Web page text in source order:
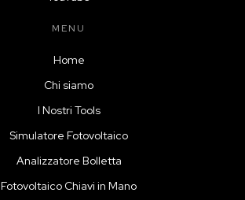
MENU
Home
Chi siamo
I Nostri Tools
Simulatore Fotovoltaico
Analizzatore Bolletta
Fotovoltaico Chiavi in Mano